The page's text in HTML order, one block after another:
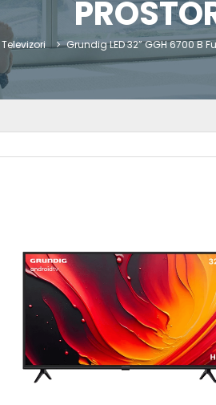
Televizori Grundig LED 32” GGH 6700 B